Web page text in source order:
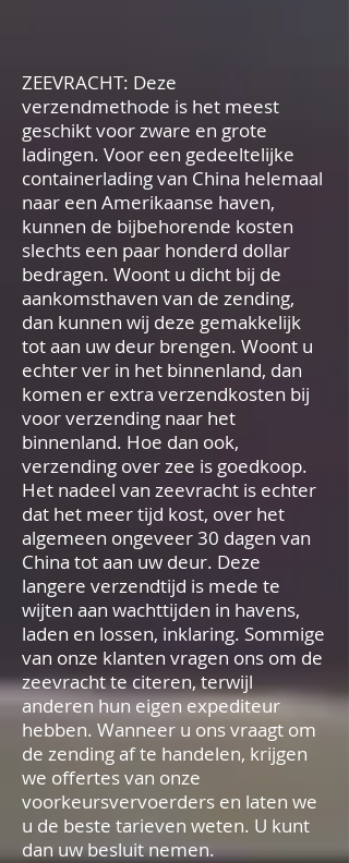
ZEEVRACHT: Deze
verzendmethode is het meest
geschikt voor zware en grote
ladingen. Voor een gedeeltelijke
containerlading van China helemaal
naar een Amerikaanse haven,
kunnen de bijbehorende kosten
slechts een paar honderd dollar
bedragen. Woont u dicht bij de
aankomsthaven van de zending,
dan kunnen wij deze gemakkelijk
tot aan uw deur brengen. Woont u
echter ver in het binnenland, dan
komen er extra verzendkosten bij
voor verzending naar het
binnenland. Hoe dan ook,
verzending over zee is goedkoop.
Het nadeel van zeevracht is echter
dat het meer tijd kost, over het
algemeen ongeveer 30 dagen van
China tot aan uw deur. Deze
langere verzendtijd is mede te
wijten aan wachttijden in havens,
laden en lossen, inklaring. Sommige
van onze klanten vragen ons om de
zeevracht te citeren, terwijl
anderen hun eigen expediteur
hebben. Wanneer u ons vraagt om
de zending af te handelen, krijgen
we offertes van onze
voorkeursvervoerders en laten we
u de beste tarieven weten. U kunt
dan uw besluit nemen.